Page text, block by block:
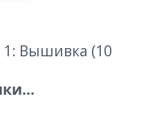
1: Вышивка (10